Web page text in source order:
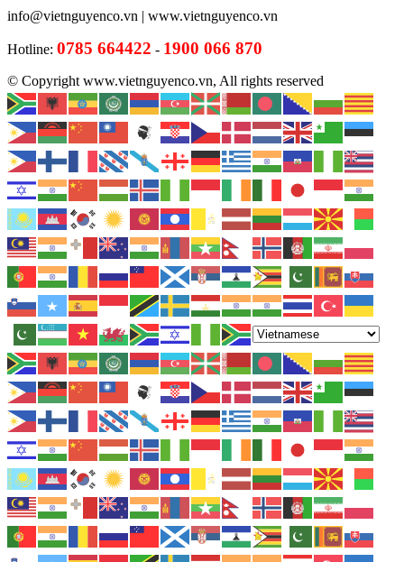
info@vietnguyenco.vn | www.vietnguyenco.vn
Hotline: 0785 664422 - 1900 066 870
© Copyright www.vietnguyenco.vn, All rights reserved